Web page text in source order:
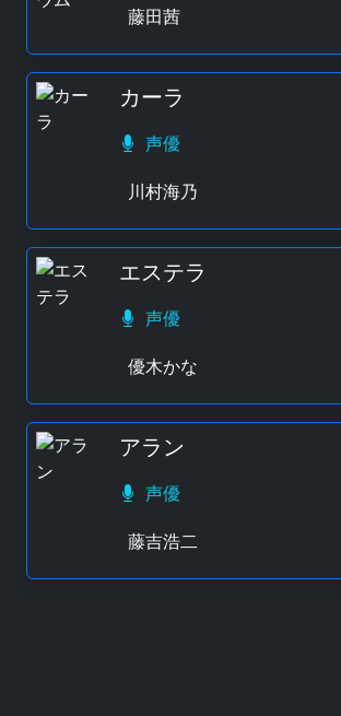
藤田茜
カーラ
声優
川村海乃
エステラ
声優
優木かな
アラン
声優
藤吉浩二